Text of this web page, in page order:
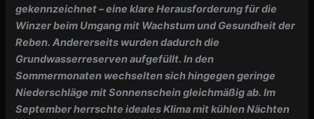
gekennzeichnet – eine klare Herausforderung für die
Winzer beim Umgang mit Wachstum und Gesundheit der
Reben. Andererseits wurden dadurch die
Grundwasserreserven aufgefüllt. In den
Sommermonaten wechselten sich hingegen geringe
Niederschläge mit Sonnenschein gleichmäßig ab. Im
September herrschte ideales Klima mit kühlen Nächten